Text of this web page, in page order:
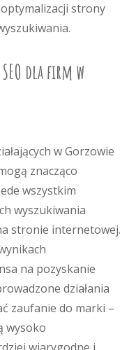
strony
dla firm w
w Gorzowie
znacząco
wszystkim
wyszukiwania
stronie internetowej.
na pozyskanie
działania
zaufanie do marki –
wysoko